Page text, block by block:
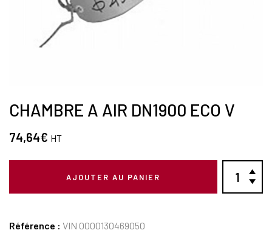
CHAMBRE A AIR DN1900 ECO V
74,64€ HT
AJOUTER AU PANIER
Référence : VIN 0000130469050